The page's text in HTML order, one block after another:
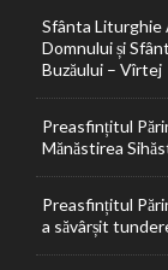
Sfânta Liturghie
Domnului și
Buzăului – Vîrtej
Preasfințitul
Mănăstirea
Preasfințitul
a săvârșit